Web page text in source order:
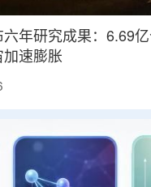
年研究成果：6.69
速膨胀